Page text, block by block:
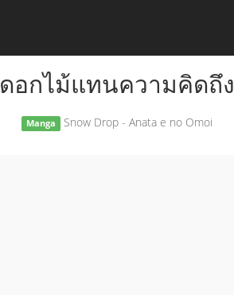
ดอกไม้แทนความคิดถึง
Manga Snow Drop - Anata e no Omoi